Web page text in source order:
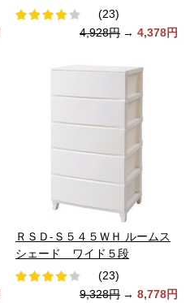
(23)
4,928円 → 4,378円
ＲＳＤ-Ｓ５４５ＷＨ ルームス
シェード ワイド５段
(23)
9,328円 → 8,778円